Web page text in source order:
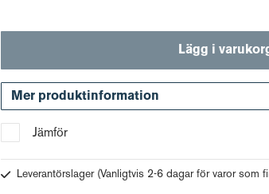
Lägg i
Mer produktinformation
Jämför
Leverantörslager (Vanligtvis 2-6 dagar för varor som